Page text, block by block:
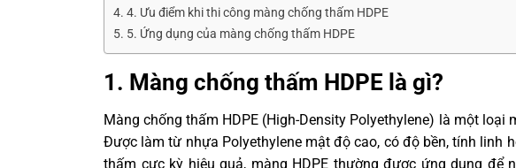
4. Ưu điểm khi thi công màng chống thấm HDPE
5. Ứng dụng của màng chống thấm HDPE
1. Màng chống thấm HDPE là gì?
Màng chống thấm HDPE (High-Density Polyethylene) là một
Được làm từ nhựa Polyethylene mật độ cao, có độ bền, tính linh
thấm cực kỳ hiệu quả, màng HDPE thường được ứng dụng để